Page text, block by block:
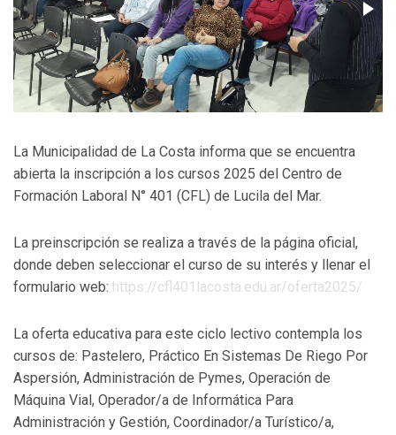
La Municipalidad de La Costa informa que se encuentra
abierta la inscripción a los cursos 2025 del Centro de
Formación Laboral N° 401 (CFL) de Lucila del Mar.
La preinscripción se realiza a través de la página oficial,
donde deben seleccionar el curso de su interés y llenar el
formulario web: https://cfl401lacosta.edu.ar/oferta2025/
La oferta educativa para este ciclo lectivo contempla los
cursos de: Pastelero, Práctico En Sistemas De Riego Por
Aspersión, Administración de Pymes, Operación de
Máquina Vial, Operador/a de Informática Para
Administración y Gestión, Coordinador/a Turístico/a,